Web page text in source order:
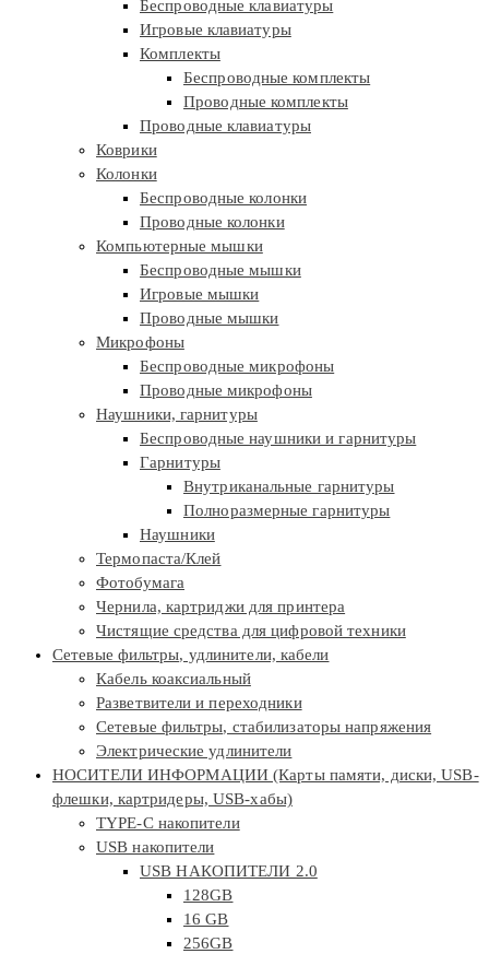
Беспроводные клавиатуры
Игровые клавиатуры
Комплекты
Беспроводные комплекты
Проводные комплекты
Проводные клавиатуры
Коврики
Колонки
Беспроводные колонки
Проводные колонки
Компьютерные мышки
Беспроводные мышки
Игровые мышки
Проводные мышки
Микрофоны
Беспроводные микрофоны
Проводные микрофоны
Наушники, гарнитуры
Беспроводные наушники и гарнитуры
Гарнитуры
Внутриканальные гарнитуры
Полноразмерные гарнитуры
Наушники
Термопаста/Клей
Фотобумага
Чернила, картриджи для принтера
Чистящие средства для цифровой техники
Сетевые фильтры, удлинители, кабели
Кабель коаксиальный
Разветвители и переходники
Сетевые фильтры, стабилизаторы напряжения
Электрические удлинители
НОСИТЕЛИ ИНФОРМАЦИИ (Карты памяти, диски, USB-
флешки, картридеры, USB-хабы)
TYPE-C накопители
USB накопители
USB НАКОПИТЕЛИ 2.0
128GB
16 GB
256GB